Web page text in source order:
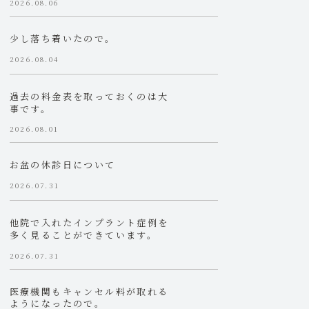
2026.08.06
少し落ち着いたので。
2026.08.04
過去の料金表を取っておくのは大
事です。
2026.08.01
お盆の休診日について
2026.07.31
他院で入れたインプラント症例を
多く見ることができています。
2026.07.31
医療機関もキャンセル料が取れる
ようになったので。